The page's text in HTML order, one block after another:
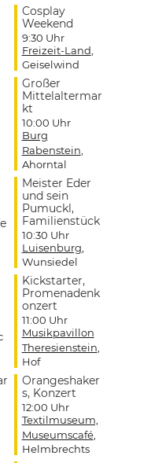
Cosplay
Weekend
9:30 Uhr
Freizeit-Land,
Geiselwind
Großer
Mittelaltermar
kt
10:00 Uhr
Burg
Rabenstein,
Ahorntal
Meister Eder
und sein
Pumuckl,
Familienstück
10:30 Uhr
Luisenburg,
Wunsiedel
Kickstarter,
Promenadenk
onzert
11:00 Uhr
Musikpavillon
Theresienstein,
Hof
Orangeshaker
s, Konzert
12:00 Uhr
Textilmuseum,
Museumscafé,
Helmbrechts